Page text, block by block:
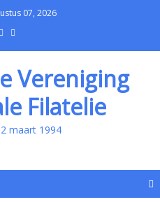
07, 2026
Vereniging
Filatelie
maart 1994